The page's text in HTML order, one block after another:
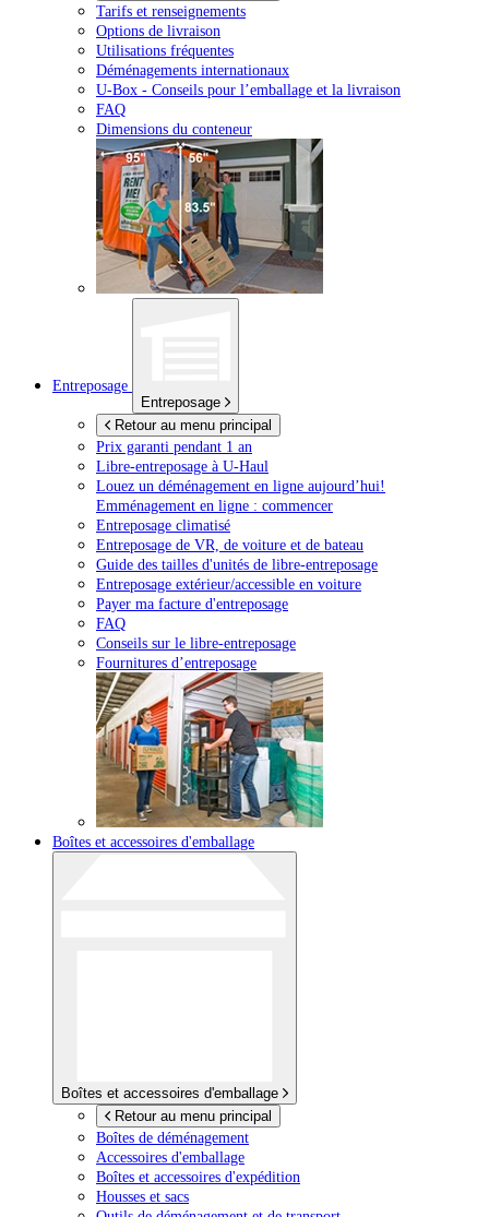
Tarifs et renseignements
Options de livraison
Utilisations fréquentes
Déménagements internationaux
U-Box - Conseils pour l’emballage et la livraison
FAQ
Dimensions du conteneur
Entreposage
Entreposage
Retour au menu principal
Prix garanti pendant 1 an
Libre-entreposage à U-Haul
Louez un déménagement en ligne aujourd’hui!
Emménagement en ligne : commencer
Entreposage climatisé
Entreposage de VR, de voiture et de bateau
Guide des tailles d'unités de libre-entreposage
Entreposage extérieur/accessible en voiture
Payer ma facture d'entreposage
FAQ
Conseils sur le libre-entreposage
Fournitures d’entreposage
Boîtes et accessoires d'emballage
Boîtes et accessoires d'emballage
Retour au menu principal
Boîtes de déménagement
Accessoires d'emballage
Boîtes et accessoires d'expédition
Housses et sacs